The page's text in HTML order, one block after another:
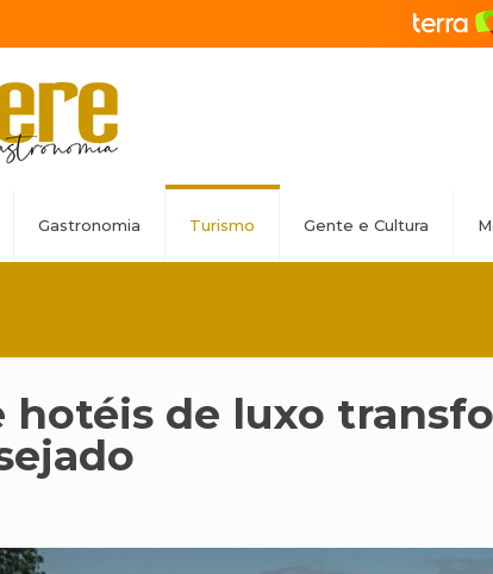
Gastronomia Turismo Gente e Cultura
hotéis de luxo